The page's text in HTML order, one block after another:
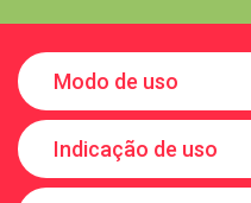
Modo de uso
Indicação de uso